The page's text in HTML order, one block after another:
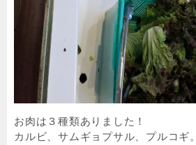
お肉は３種類ありました！
カルビ、サムギョプサル、プルコギ。